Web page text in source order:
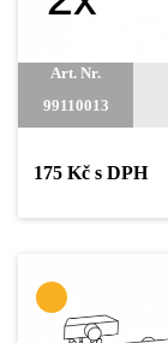
Art. Nr.
99110013
175 Kč s DPH